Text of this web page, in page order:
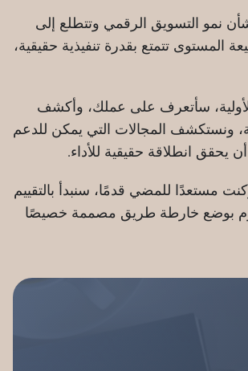
نمو التسويق الرقمي وتتطلع إلى
المستوى تتمتع بقدرة تنفيذية حقيقية،
سأتعرف على عملك، وأكشف
ونستكشف المجالات التي يمكن للدعم
يحقق انطلاقة حقيقية للأداء.
مستعدًا للمضي قدمًا، سنبدأ بالتقييم
بوضع خارطة طريق مصممة خصيصًا